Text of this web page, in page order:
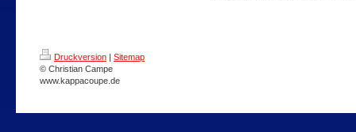
Druckversion | Sitemap
© Christian Campe
www.kappacoupe.de